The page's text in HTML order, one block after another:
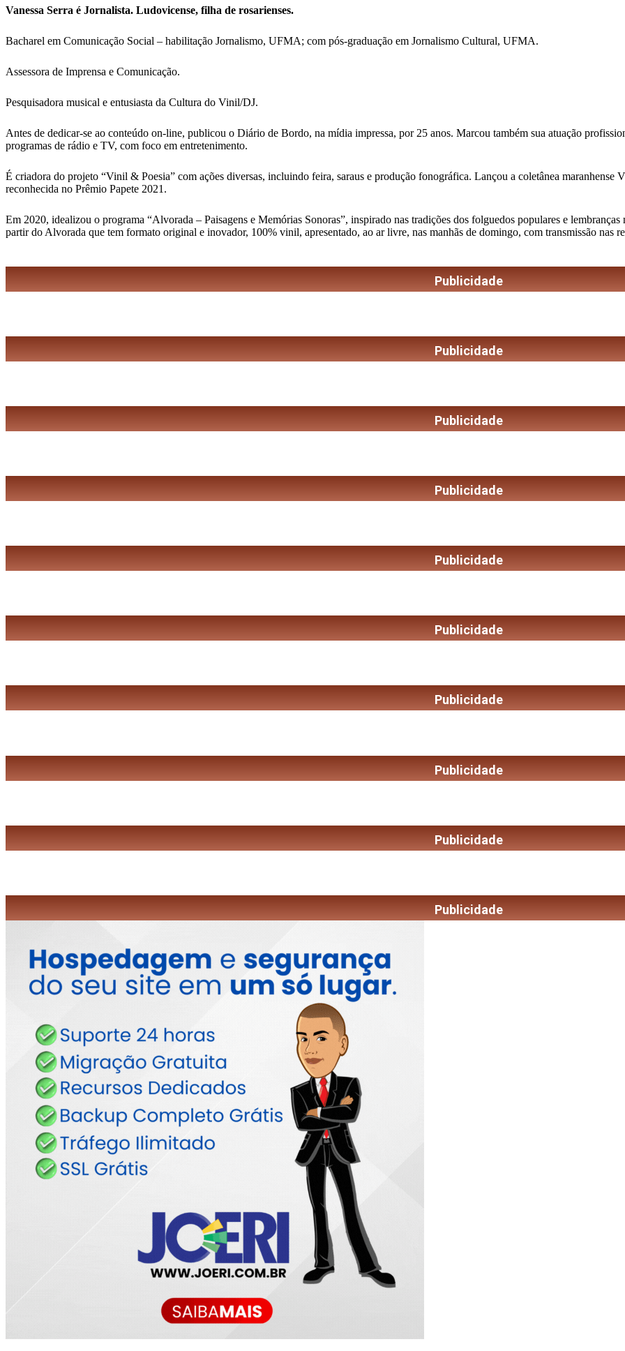
Vanessa Serra é Jornalista. Ludovicense, filha de rosarienses.
Bacharel em Comunicação Social – habilitação Jornalismo, UFMA; com pós-graduação em Jornalismo Cultural, UFMA.
Assessora de Imprensa e Comunicação.
Pesquisadora musical e entusiasta da Cultura do Vinil/DJ.
Antes de dedicar-se ao conteúdo on-line, publicou o Diário de Bordo, na mídia impressa, por 25 anos. Marcou também sua atuação
programas de rádio e TV, com foco em entretenimento.
É criadora do projeto “Vinil & Poesia” com ações diversas, incluindo feira, saraus e produção fonográfica. Lançou a coletânea
reconhecida no Prêmio Papete 2021.
Em 2020, idealizou o programa “Alvorada – Paisagens e Memórias Sonoras”, inspirado nas tradições dos folguedos populares e
partir do Alvorada que tem formato original e inovador, 100% vinil, apresentado, ao ar livre, nas manhãs de domingo, com transmissão nas
Publicidade
Publicidade
Publicidade
Publicidade
Publicidade
Publicidade
Publicidade
Publicidade
Publicidade
Publicidade